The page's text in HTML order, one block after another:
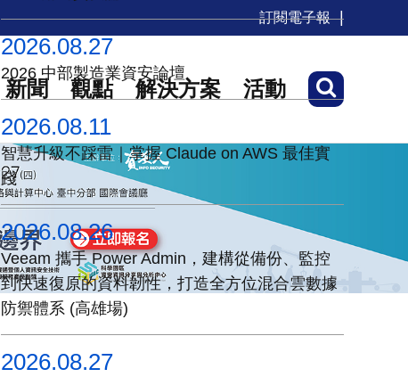
訂閱電子報
新聞 觀點 解決方案 活動
2026.08.27
2026 中部製造業資安論壇
2026.08.11
智慧升級不踩雷｜掌握 Claude on AWS 最佳實
踐
2026.08.26
Veeam 攜手 Power Admin，建構從備份、監控
到快速復原的資料韌性，打造全方位混合雲數據
防禦體系 (高雄場)
2026.08.27